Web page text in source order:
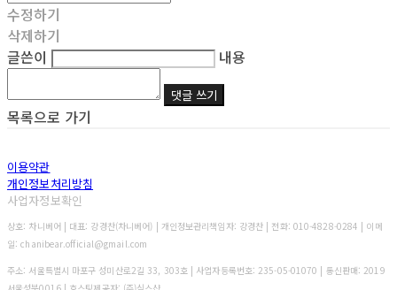
수정하기
삭제하기
글쓴이
내용
댓글 쓰기
목록으로 가기
이용약관
개인정보처리방침
사업자정보확인
상호: 차니베어 | 대표: 강경찬(차니베어) | 개인정보관리책임자: 강경찬 | 전화: 010-4828-0284 | 이메
일: chanibear.official@gmail.com
주소: 서울특별시 마포구 성미산로2길 33, 303호 | 사업자등록번호:235-05-01070 | 통신판매:2019